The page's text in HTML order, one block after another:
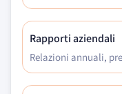
Rapporti aziendali
Relazioni annuali,